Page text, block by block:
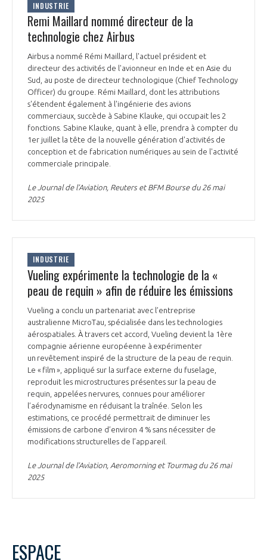
INDUSTRIE
Remi Maillard nommé directeur de la
technologie chez Airbus
Airbus a nommé Rémi Maillard, l'actuel président et
directeur des activités de l'avionneur en Inde et en Asie du
Sud, au poste de directeur technologique (Chief Technology
Officer) du groupe. Rémi Maillard, dont les attributions
s'étendent également à l'ingénierie des avions
commerciaux, succède à Sabine Klauke, qui occupait les 2
fonctions. Sabine Klauke, quant à elle, prendra à compter du
1er juillet la tête de la nouvelle génération d'activités de
conception et de fabrication numériques au sein de l'activité
commerciale principale.
Le Journal de l’Aviation, Reuters et BFM Bourse du 26 mai
2025
INDUSTRIE
Vueling expérimente la technologie de la «
peau de requin » afin de réduire les émissions
Vueling a conclu un partenariat avec l’entreprise
australienne MicroTau, spécialisée dans les technologies
aérospatiales. À travers cet accord, Vueling devient la 1ère
compagnie aérienne européenne à expérimenter
un revêtement inspiré de la structure de la peau de requin.
Le « film », appliqué sur la surface externe du fuselage,
reproduit les microstructures présentes sur la peau de
requin, appelées nervures, connues pour améliorer
l’aérodynamisme en réduisant la traînée. Selon les
estimations, ce procédé permettrait de diminuer les
émissions de carbone d’environ 4 % sans nécessiter de
modifications structurelles de l’appareil.
Le Journal de l’Aviation, Aeromorning et Tourmag du 26 mai
2025
ESPACE